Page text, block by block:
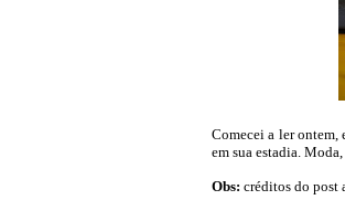
Comecei a ler ontem,
em sua estadia.
Obs: créditos do post